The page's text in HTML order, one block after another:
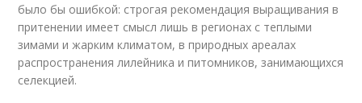
было бы ошибкой: строгая рекомендация выращивания в
притенении имеет смысл лишь в регионах с теплыми
зимами и жарким климатом, в природных ареалах
распространения лилейника и питомников, занимающихся
селекцией.